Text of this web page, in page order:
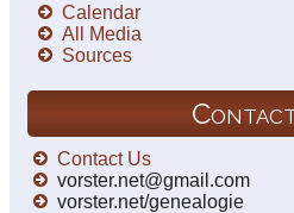
Calendar
All Media
Sources
Contact Us
vorster.net@gmail.com
vorster.net/genealogie